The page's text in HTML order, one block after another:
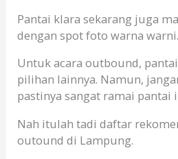
Pantai klara sekarang juga
dengan spot foto warna warni.
Untuk acara outbound,
pilihan lainnya. Namun,
pastinya sangat ramai pantai
Nah itulah tadi daftar
outound di Lampung.